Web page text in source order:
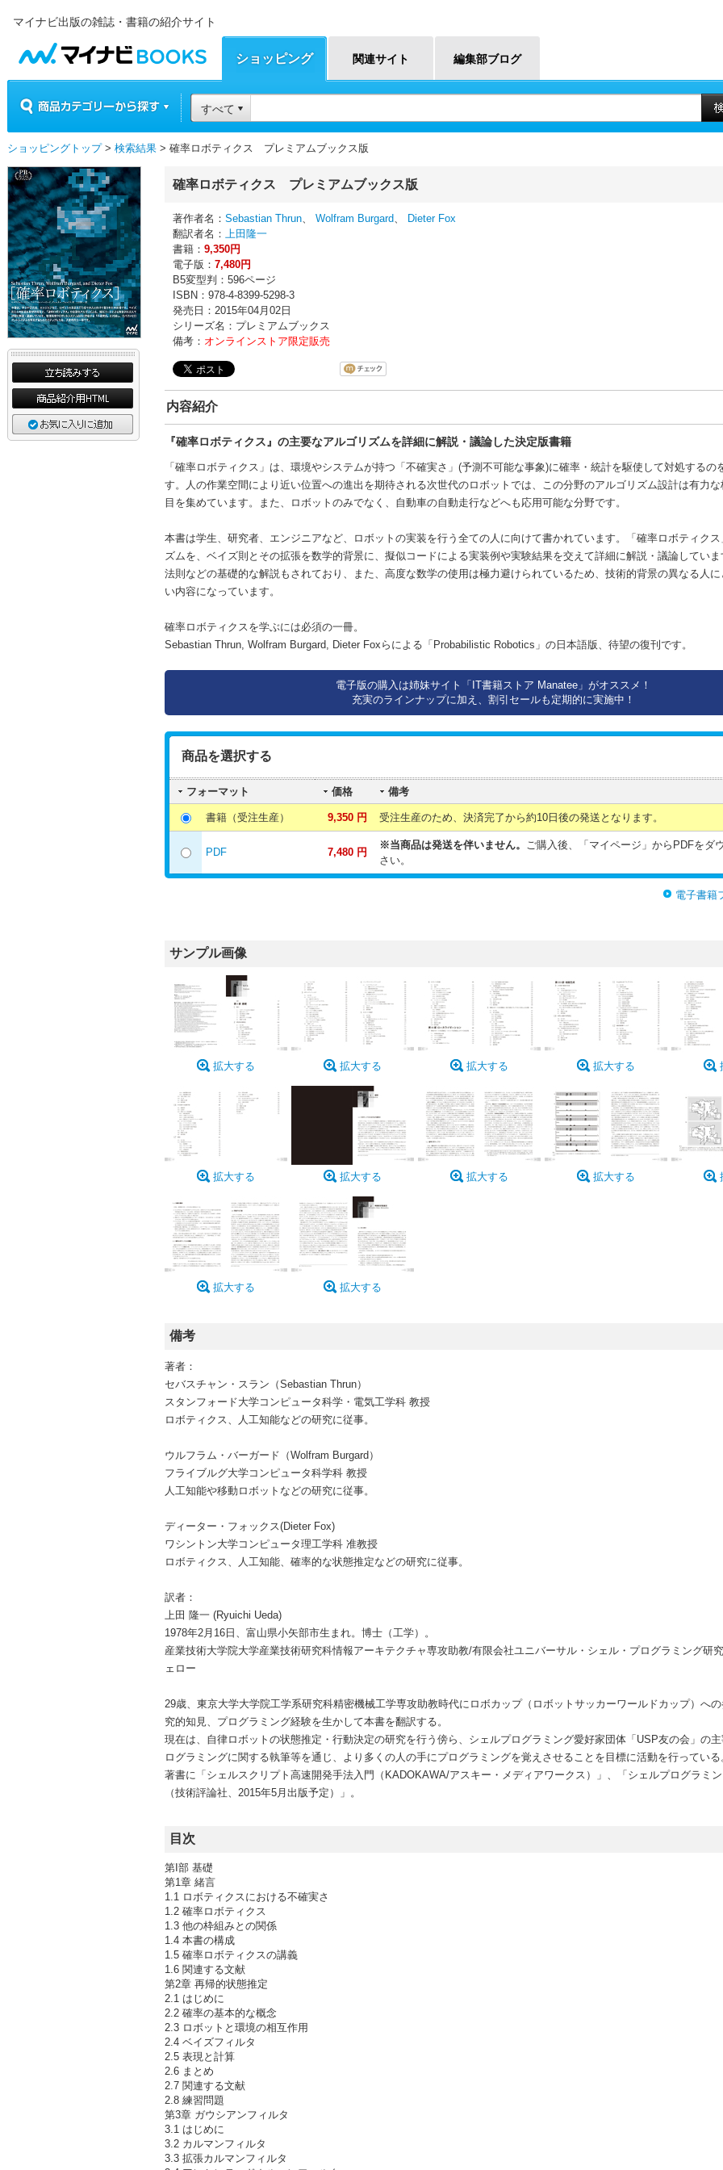
マイナビ出版の雑誌・書籍の紹介サイト
マイナビBOOKS
ショッピング 関連サイト 編集部ブログ
すべて
ショッピングトップ> 検索結果 > 確率ロボティクス プレミアムブックス版
確率ロボティクス プレミアムブックス版
著作者名： Sebastian Thrun、 Wolfram Burgard、
Dieter Fox
翻訳者名： 上田隆一
書籍： 9,350円
電子版： 7,480円
B5変型判：596ページ
ISBN：978-4-8399-5298-3
発売日：2015年04月02日
シリーズ名：プレミアムブックス
備考： オンラインストア限定販売
内容紹介
『確率ロボティクス』の主要なアルゴリズムを詳細に解説・議論した決定版書籍
「確率ロボティクス」は、環境やシステムが持つ「不確実さ」(予測不可能な事象)に確率・統計を駆使して対処するの
す。人の作業空間により近い位置への進出を期待される次世代のロボットでは、この分野のアルゴリズム設計は有力
目を集めています。また、ロボットのみでなく、自動車の自動走行などへも応用可能な分野です。
本書は学生、研究者、エンジニアなど、ロボットの実装を行う全ての人に向けて書かれています。「確率ロボティク
ズムを、ベイズ則とその拡張を数学的背景に、擬似コードによる実装例や実験結果を交えて詳細に解説・議論してい
法則などの基礎的な解説もされており、また、高度な数学の使用は極力避けられているため、技術的背景の異なる人
い内容になっています。
確率ロボティクスを学ぶには必須の一冊。
Sebastian Thrun, Wolfram Burgard, Dieter Foxらによる「Probabilistic Robotics」の日本語版、待望の復刊です。
電子版の購入は姉妹サイト「IT書籍ストア Manatee」がオススメ！
充実のラインナップに加え、割引セールも定期的に実施中！
商品を選択する
フォーマット 価格 備考
書籍（受注生産） 9,350 円 受注生産のため、決済完了から約10日後の発送となります。
PDF 7,480 円
※当商品は発送を伴いません。 ご購入後、「マイページ」からPDFをダ
さい。
電子書籍
サンプル画像
拡大する 拡大する 拡大する 拡大する
拡大する 拡大する 拡大する 拡大する
拡大する 拡大する
備考
著者：
セバスチャン・スラン（Sebastian Thrun）
スタンフォード大学コンピュータ科学・電気工学科 教授
ロボティクス、人工知能などの研究に従事。
ウルフラム・バーガード（Wolfram Burgard）
フライブルグ大学コンピュータ科学科 教授
人工知能や移動ロボットなどの研究に従事。
ディーター・フォックス(Dieter Fox)
ワシントン大学コンピュータ理工学科 准教授
ロボティクス、人工知能、確率的な状態推定などの研究に従事。
訳者：
上田 隆一 (Ryuichi Ueda)
1978年2月16日、富山県小矢部市生まれ。博士（工学）。
産業技術大学院大学産業技術研究科情報アーキテクチャ専攻助教/有限会社ユニバーサル・シェル・プログラミング研
ェロー
29歳、東京大学大学院工学系研究科精密機械工学専攻助教時代にロボカップ（ロボットサッカーワールドカップ）へ
究的知見、プログラミング経験を生かして本書を翻訳する。
現在は、自律ロボットの状態推定・行動決定の研究を行う傍ら、シェルプログラミング愛好家団体「USP友の会」の
ログラミングに関する執筆等を通じ、より多くの人の手にプログラミングを覚えさせることを目標に活動を行っている
著書に「シェルスクリプト高速開発手法入門（KADOKAWA/アスキー・メディアワークス）」、「シェルプログラミ
（技術評論社、2015年5月出版予定）」。
目次
第I部 基礎
第1章 緒言
1.1 ロボティクスにおける不確実さ
1.2 確率ロボティクス
1.3 他の枠組みとの関係
1.4 本書の構成
1.5 確率ロボティクスの講義
1.6 関連する文献
第2章 再帰的状態推定
2.1 はじめに
2.2 確率の基本的な概念
2.3 ロボットと環境の相互作用
2.4 ベイズフィルタ
2.5 表現と計算
2.6 まとめ
2.7 関連する文献
2.8 練習問題
第3章 ガウシアンフィルタ
3.1 はじめに
3.2 カルマンフィルタ
3.3 拡張カルマンフィルタ